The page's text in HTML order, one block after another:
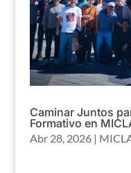
Caminar Juntos
Formativo en
Abr 28, 2026|